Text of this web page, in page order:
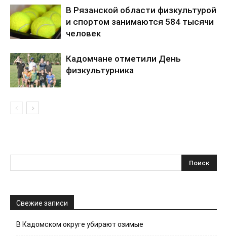
В Рязанской области физкультурой
и спортом занимаются 584 тысячи
человек
Кадомчане отметили День
физкультурника
Свежие записи
В Кадомском округе убирают озимые